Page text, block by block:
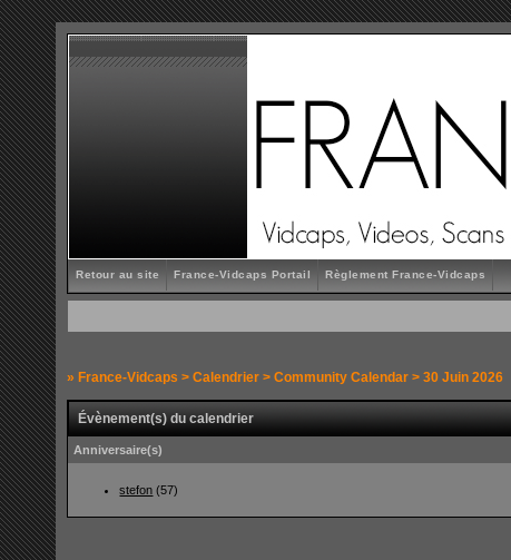
Retour au site France-Vidcaps Portail Règlement France-Vidcaps
» France-Vidcaps >Calendrier >Community Calendar > 30 Juin 2026
Évènement(s) du calendrier
Anniversaire(s)
stefon (57)